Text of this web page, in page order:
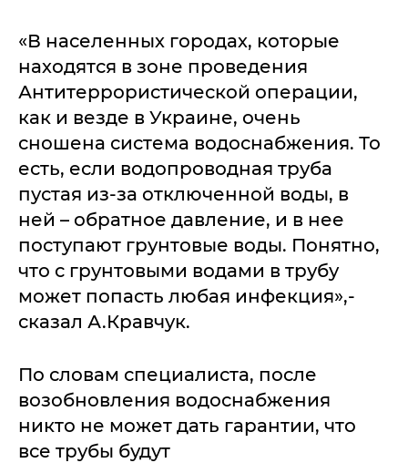
«В населенных городах, которые
находятся в зоне проведения
Антитеррористической операции,
как и везде в Украине, очень
сношена система водоснабжения. То
есть, если водопроводная труба
пустая из-за отключенной воды, в
ней – обратное давление, и в нее
поступают грунтовые воды. Понятно,
что с грунтовыми водами в трубу
может попасть любая инфекция»,-
сказал А.Кравчук.
По словам специалиста, после
возобновления водоснабжения
никто не может дать гарантии, что
все трубы будут